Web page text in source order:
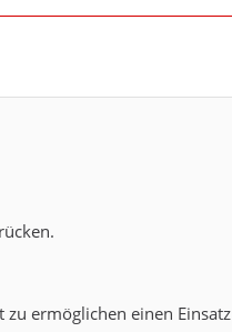
ermöglichen einen Einsatz